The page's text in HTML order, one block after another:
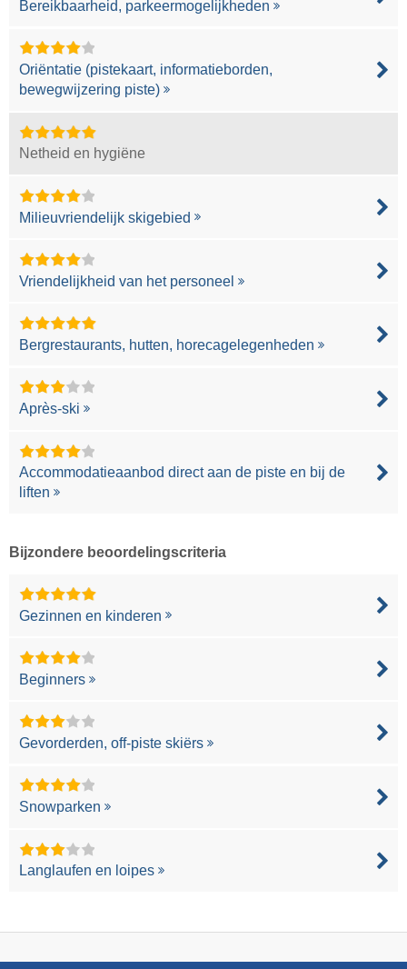
Bereikbaarheid, parkeermogelijkheden
Oriëntatie (pistekaart, informatieborden,
bewegwijzering piste)
Netheid en hygiëne
Milieuvriendelijk skigebied
Vriendelijkheid van het personeel
Bergrestaurants, hutten, horecagelegenheden
Après-ski
Accommodatieaanbod direct aan de piste en bij de
liften
Bijzondere beoordelingscriteria
Gezinnen en kinderen
Beginners
Gevorderden, off-piste skiërs
Snowparken
Langlaufen en loipes